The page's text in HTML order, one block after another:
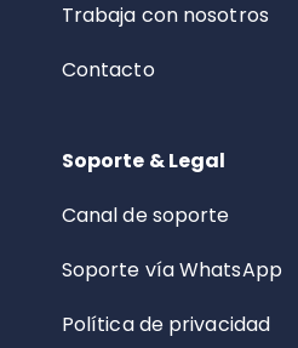
Trabaja con nosotros
Contacto
Soporte & Legal
Canal de soporte
Soporte vía WhatsApp
Política de privacidad